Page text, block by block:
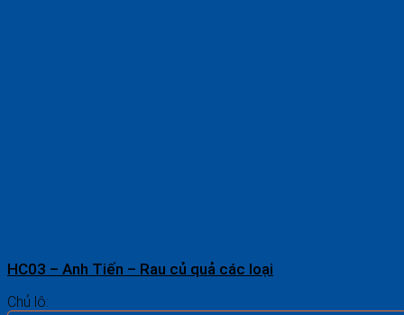
HC03 – Anh Tiến – Rau củ quả các loại
Chủ lô: